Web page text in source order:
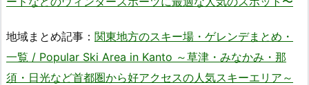
地域まとめ記事： 関東地方のスキー場・ゲレンデまとめ・
一覧 / Popular Ski Area in Kanto ～草津・みなかみ・那
須・日光など首都圏から好アクセスの人気スキーエリア～